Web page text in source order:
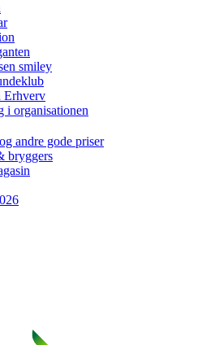
smiley
Erhverv
i organisationen
andre gode priser
bryggers